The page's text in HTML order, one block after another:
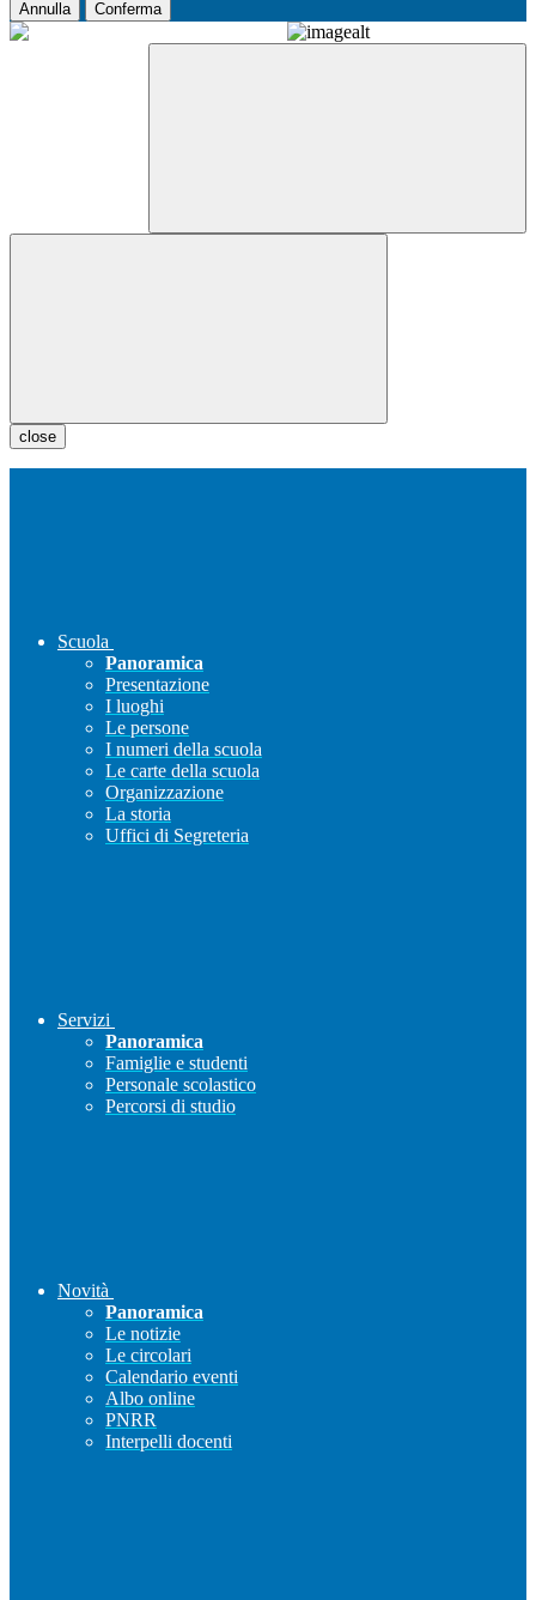
Annulla Conferma
close
Scuola
Panoramica
Presentazione
I luoghi
Le persone
I numeri della scuola
Le carte della scuola
Organizzazione
La storia
Uffici di Segreteria
Servizi
Panoramica
Famiglie e studenti
Personale scolastico
Percorsi di studio
Novità
Panoramica
Le notizie
Le circolari
Calendario eventi
Albo online
PNRR
Interpelli docenti